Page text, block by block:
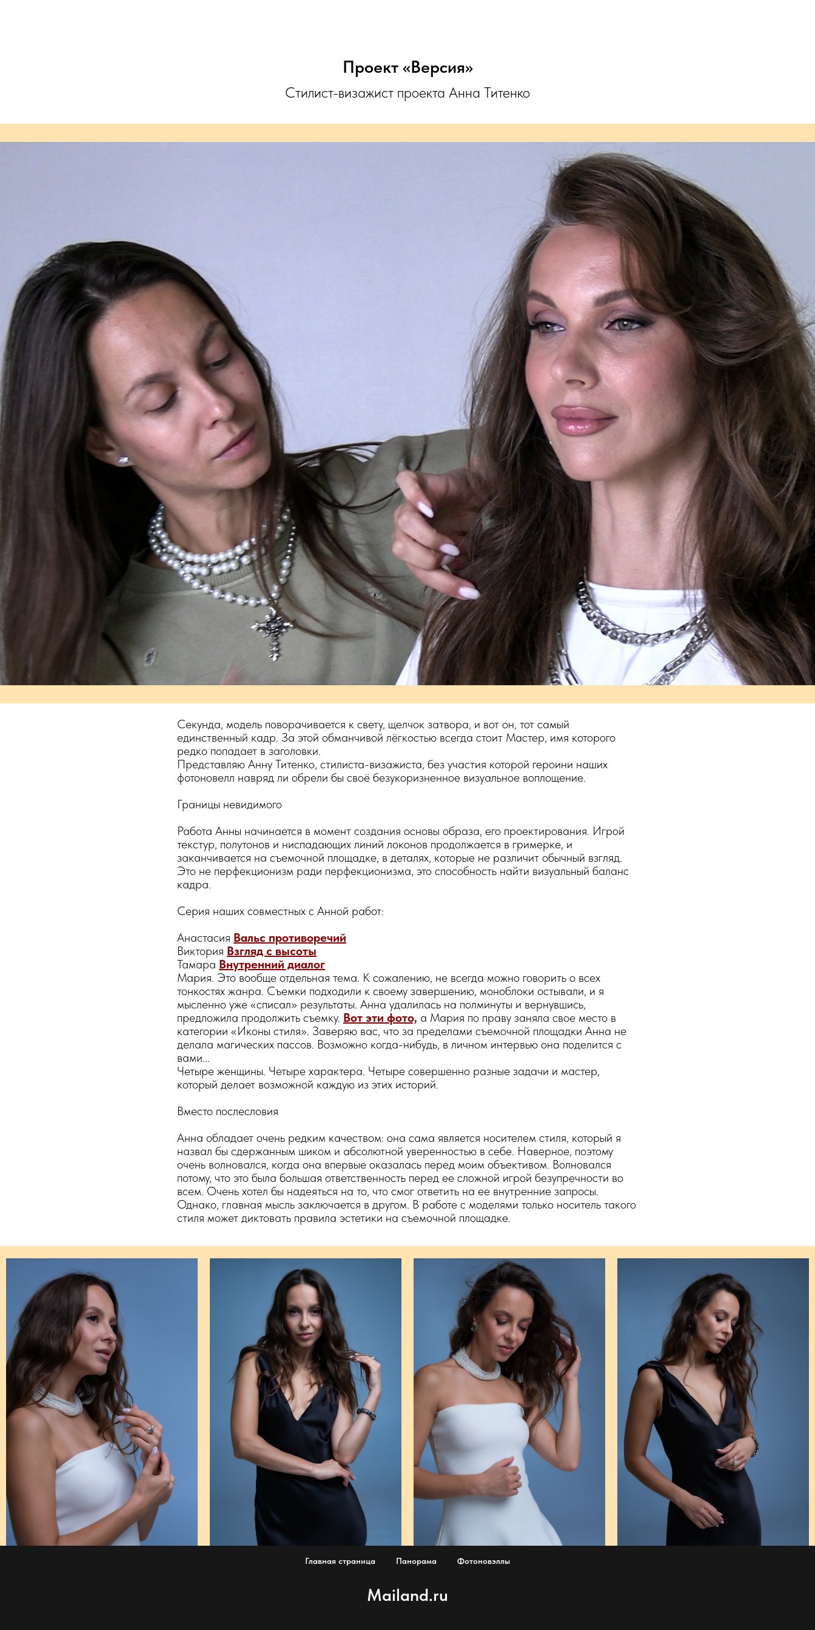
Проект «Версия»
Стилист-визажист проекта Анна Титенко
Секунда, модель поворачивается к свету, щелчок затвора, и вот он, тот самый
единственный кадр. За этой обманчивой лёгкостью всегда стоит Мастер, имя которого
редко попадает в заголовки.
Представляю Анну Титенко, стилиста-визажиста, без участия которой героини наших
фотоновелл навряд ли обрели бы своё безукоризненное визуальное воплощение.
Границы невидимого
Работа Анны начинается в момент создания основы образа, его проектирования. Игрой
текстур, полутонов и ниспадающих линий локонов продолжается в гримерке, и
заканчивается на съемочной площадке, в деталях, которые не различит обычный взгляд.
Это не перфекционизм ради перфекционизма, это способность найти визуальный баланс
кадра.
Серия наших совместных с Анной работ:
Анастасия Вальс противоречий
Виктория Взгляд с высоты
Тамара Внутренний диалог
Мария. Это вообще отдельная тема. К сожалению, не всегда можно говорить о всех
тонкостях жанра. Съемки подходили к своему завершению, моноблоки остывали, и я
мысленно уже «списал» результаты. Анна удалилась на полминуты и вернувшись,
предложила продолжить съемку. Вот эти фото, а Мария по праву заняла свое место в
категории «Иконы стиля». Заверяю вас, что за пределами съемочной площадки Анна не
делала магических пассов. Возможно когда-нибудь, в личном интервью она поделится с
вами...
Четыре женщины. Четыре характера. Четыре совершенно разные задачи и мастер,
который делает возможной каждую из этих историй.
Вместо послесловия
Анна обладает очень редким качеством: она сама является носителем стиля, который я
назвал бы сдержанным шиком и абсолютной уверенностью в себе. Наверное, поэтому
очень волновался, когда она впервые оказалась перед моим объективом. Волновался
потому, что это была большая ответственность перед ее сложной игрой безупречности во
всем. Очень хотел бы надеяться на то, что смог ответить на ее внутренние запросы.
Однако, главная мысль заключается в другом. В работе с моделями только носитель такого
стиля может диктовать правила эстетики на съемочной площадке.
Главная страница Панорама Фотоновэллы
Mailand.ru